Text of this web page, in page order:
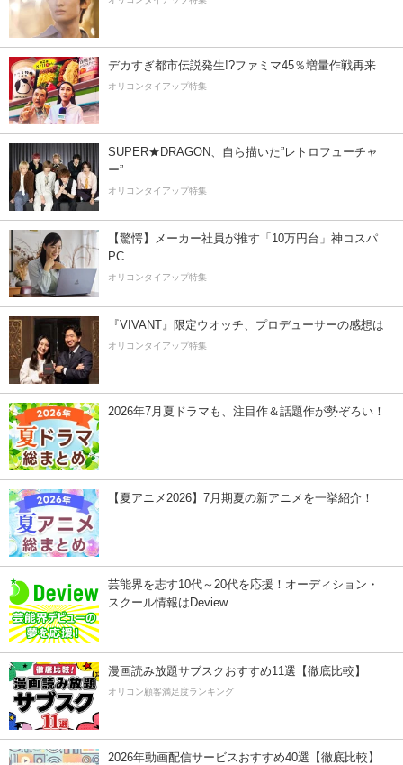
デカすぎ都市伝説発生!?ファミマ45％増量作戦再来
オリコンタイアップ特集
SUPER★DRAGON、自ら描いた”レトロフューチャ
ー”
オリコンタイアップ特集
【驚愕】メーカー社員が推す「10万円台」神コスパ
PC
オリコンタイアップ特集
『VIVANT』限定ウオッチ、プロデューサーの感想は
オリコンタイアップ特集
2026年7月夏ドラマも、注目作＆話題作が勢ぞろい！
【夏アニメ2026】7月期夏の新アニメを一挙紹介！
芸能界を志す10代～20代を応援！オーディション・
スクール情報はDeview
漫画読み放題サブスクおすすめ11選【徹底比較】
オリコン顧客満足度ランキング
2026年動画配信サービスおすすめ40選【徹底比較】